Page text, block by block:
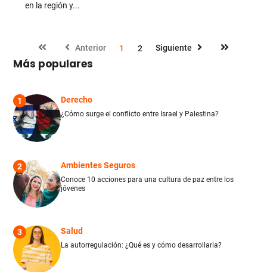
en la región y...
Anterior 1 2 Siguiente
Más populares
1 Derecho
¿Cómo surge el conflicto entre Israel y Palestina?
2 Ambientes Seguros
Conoce 10 acciones para una cultura de paz entre los
jóvenes
3 Salud
La autorregulación: ¿Qué es y cómo desarrollarla?